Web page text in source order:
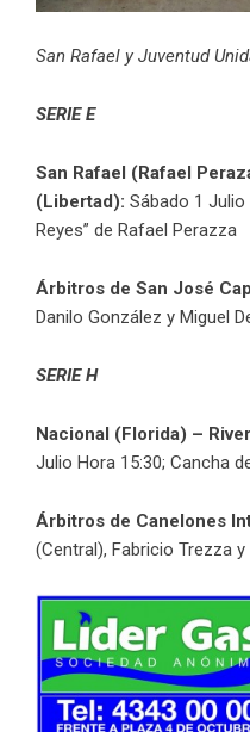
San Rafael y Juventud
SERIE E
San Rafael (Rafael
(Libertad): Sábado 1 Julio
Reyes” de Rafael Perazza
Árbitros de San José
Danilo González y Miguel
SERIE H
Nacional (Florida) –
Julio Hora 15:30; Cancha
Árbitros de Canelones
(Central), Fabricio Trezza